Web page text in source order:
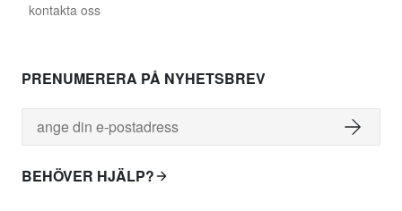
kontakta oss
PRENUMERERA PÅ NYHETSBREV
BEHÖVER HJÄLP?